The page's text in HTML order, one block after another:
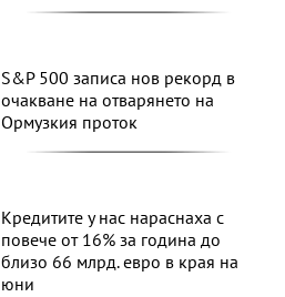
S&P 500 записа нов рекорд в
очакване на отварянето на
Ормузкия проток
Кредитите у нас нараснаха с
повече от 16% за година до
близо 66 млрд. евро в края на
юни